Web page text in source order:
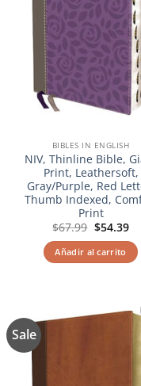
BIBLES IN ENGLISH
NIV, Thinline Bible,
Print, Leathersoft,
Gray/Purple, Red
Thumb Indexed,
Print
$67.99 El
original
era:
$67.99.
$54.39El
es:
Añadir al carrito
Sale